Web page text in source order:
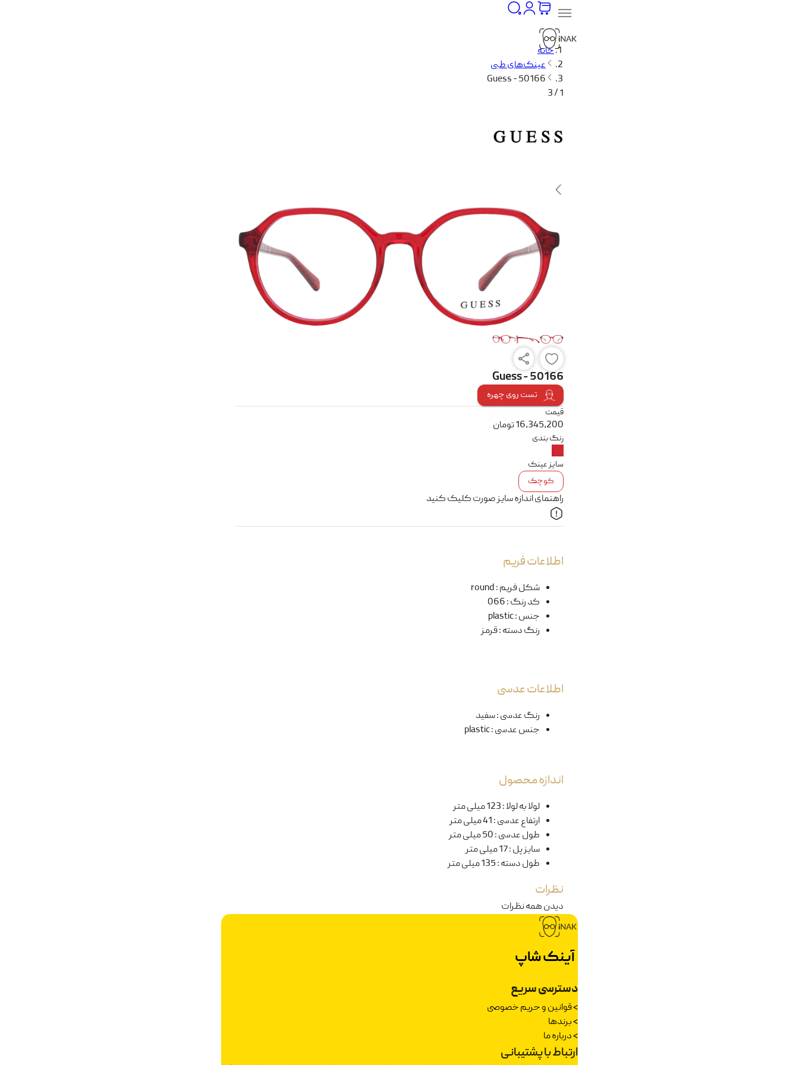
خانه
عینک‌های طبی
Guess - 50166
1 / 3
Guess - 50166
تست روی چهره
قیمت
16,345,200تومان
رنگ بندی
سایز عینک
کوچک
راهنمای اندازه سایز صورت کلیک کنید
اطلاعات فریم
شکل فریم:
round
کد رنگ:
066
جنس:
plastic
رنگ دسته:قرمز
اطلاعات عدسی
رنگ عدسی:سفید
جنس عدسی:
plastic
اندازه محصول
لولا به لولا:123 میلی متر
ارتفاع عدسی:41 میلی متر
طول عدسی:50 میلی متر
سایز پل:17 میلی متر
طول دسته:135 میلی متر
نظرات
دیدن همه نظرات
آینک شاپ
دسترسی سریع
>قوانین و حریم خصوصی
>برندها
>درباره ما
ارتباط با پشتیبانی